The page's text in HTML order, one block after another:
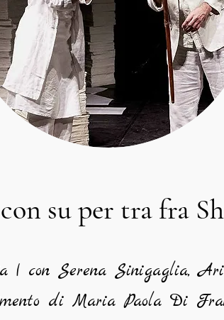
su per tra fra
| con Serena Sinigaglia,
di Maria Paola Di